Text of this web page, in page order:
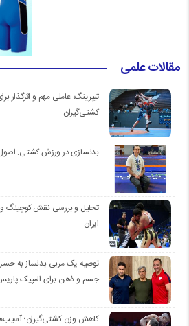
مقالات علمی
تیپرینگ، عاملی مهم و اثرگذار
کشتی‌گیران
بدنسازی در ورزش کشتی:
تحلیل و بررسی نقش کوچینگ
ایران
توصیه یک مربی بدنساز به
جسم و ذهن برای المپیک
کاهش وزن کشتی‌گیران؛